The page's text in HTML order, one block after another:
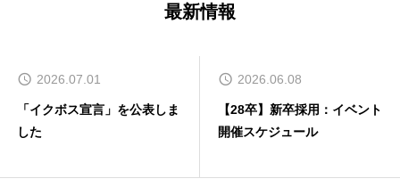
最新情報
2026.07.01
「イクボス宣言」を公表しま
した
2026.06.08
【28卒】新卒採用：イベント
開催スケジュール